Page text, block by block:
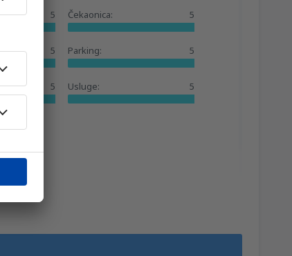
5 Čekaonica: 5
5 Parking: 5
5 Usluge: 5